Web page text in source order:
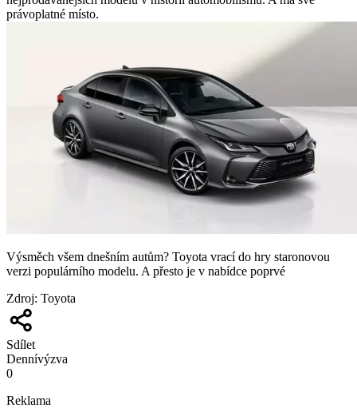
právoplatné místo.
Výsměch všem dnešním autům? Toyota vrací do hry staronovou
verzi populárního modelu. A přesto je v nabídce poprvé
Zdroj: Toyota
Sdílet
Dennívýzva
0
Reklama